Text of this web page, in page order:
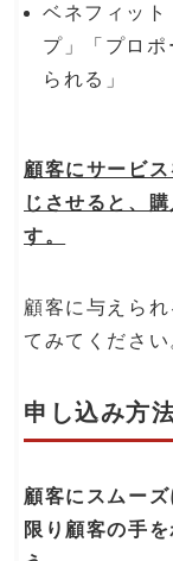
ベネフィット
プ」「プロ
られる」
顧客にサービ
じさせると、
す。
顧客に与えら
てみてください
申し込み方
顧客にスムー
限り顧客の手